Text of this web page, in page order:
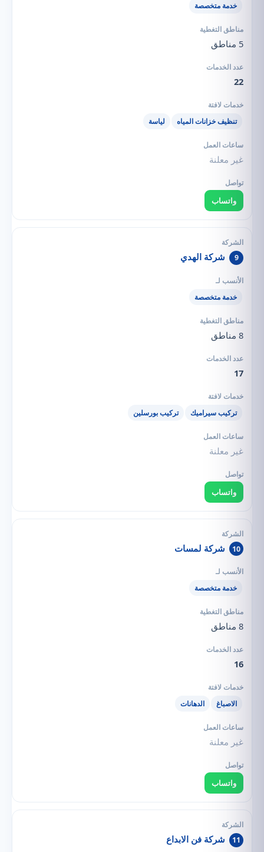
خدمة متخصصة
5 مناطق
22
تنظيف خزانات المياه لياسة
غير معلنة
واتساب
9 شركة الهدي
خدمة متخصصة
8 مناطق
17
تركيب سيراميك تركيب بورسلين
غير معلنة
واتساب
10 شركة لمسات
خدمة متخصصة
8 مناطق
16
الاصباغ الدهانات
غير معلنة
واتساب
11 شركة فن الابداع